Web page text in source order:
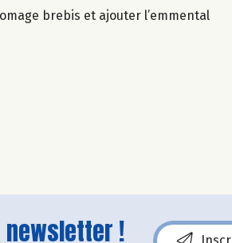
brebis et ajouter l’emmental
newsletter !